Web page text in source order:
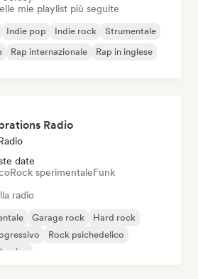
mie playlist più seguite
Indie pop Indie rock
Strumentale
Rap internazionale Rap in inglese
Radio
date
Rock sperimentaleFunk
radio
Garage rock
Hard rock
Rock psichedelico